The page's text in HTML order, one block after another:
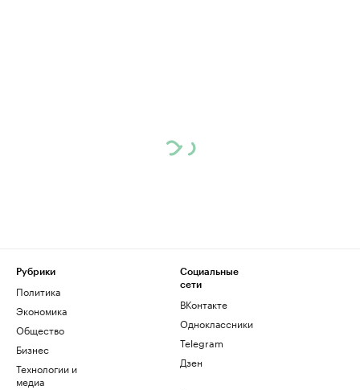
Рубрики
Политика
Экономика
Общество
Бизнес
Технологии и
медиа
Социальные
сети
ВКонтакте
Одноклассники
Telegram
Дзен